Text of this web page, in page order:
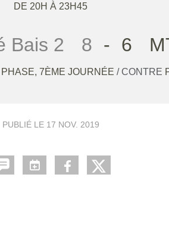
DE 20H À 23H45
Bais 2 8 - 6
7ÈME JOURNÉE / CONTRE
PUBLIÉ LE 17 NOV. 2019